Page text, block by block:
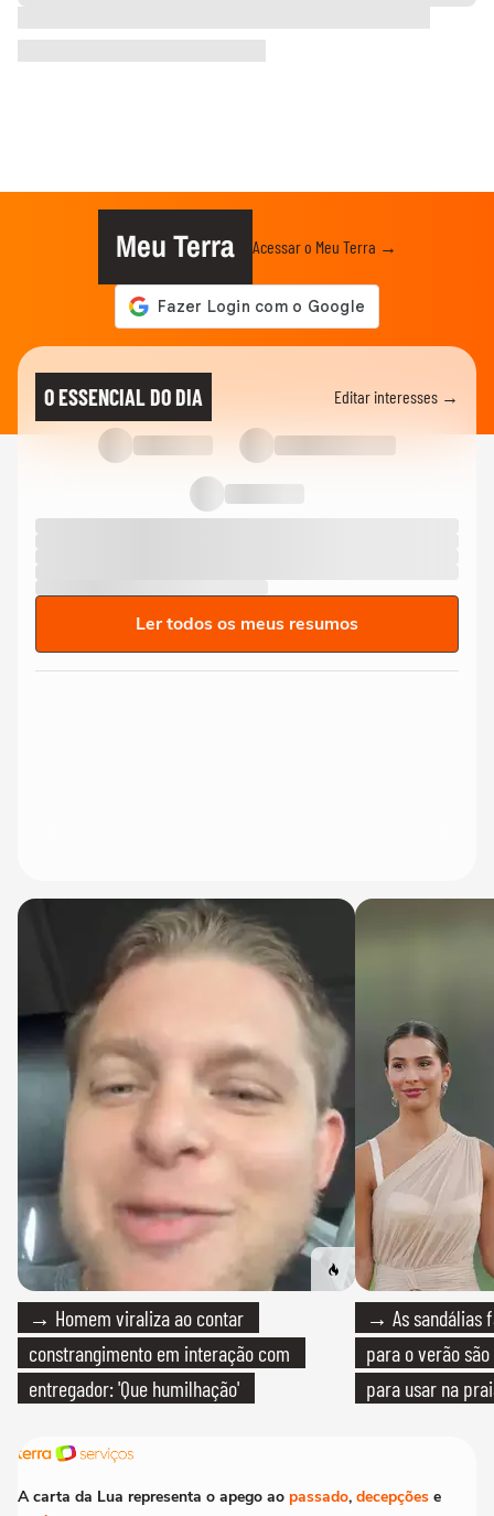
Meu Terra Acessar o Meu Terra →
O ESSENCIAL DO DIA Editar interesses →
Ler todos os meus resumos
→ Homem viraliza ao contar
constrangimento em interação com
entregador: 'Que humilhação'
→ As sandálias
para o verão
para usar na
A carta da Lua representa o apego ao passado, decepções e